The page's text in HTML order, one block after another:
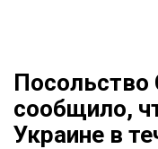
сообщило,
Украине в